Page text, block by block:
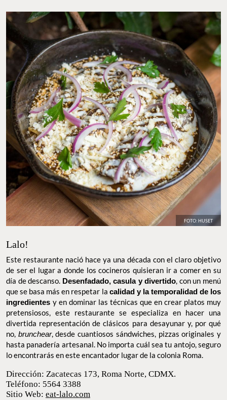
FOTO: HUSET
Lalo!
Este restaurante nació hace ya una década con el claro objetivo
de ser el lugar a donde los cocineros quisieran ir a comer en su
día de descanso.Desenfadado, casula y divertido, con un menú
que se basa más en respetar lacalidad y la temporalidad de los
ingredientes y en dominar las técnicas que en crear platos muy
pretensiosos, este restaurante se especializa en hacer una
divertida representación de clásicos para desayunar y, por qué
no, brunchear, desde cuantiosos sándwiches, pizzas originales y
hasta panadería artesanal. No importa cuál sea tu antojo, seguro
lo encontrarás en este encantador lugar de la colonia Roma.
Dirección: Zacatecas 173, Roma Norte, CDMX.
Teléfono: 5564 3388
Sitio Web:eat-lalo.com